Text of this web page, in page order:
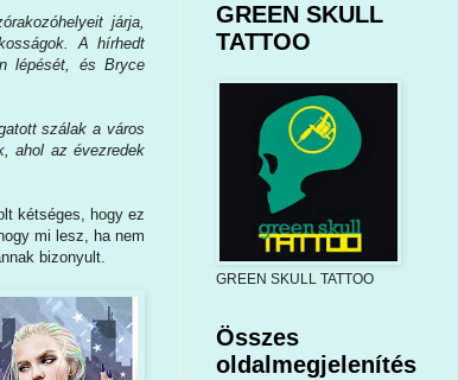
járja,
A hírhedt
lépését, és Bryce
szálak a város
ahol az évezredek
kétséges, hogy ez
mi lesz, ha nem
bizonyult.
GREEN SKULL
TATTOO
GREEN SKULL TATTOO
Összes
oldalmegjelenítés